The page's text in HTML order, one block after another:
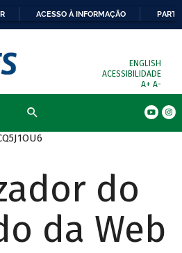
ACESSO À INFORMAÇÃO
ENGLISH
ACESSIBILIDADE
A+ A-
do
da Web